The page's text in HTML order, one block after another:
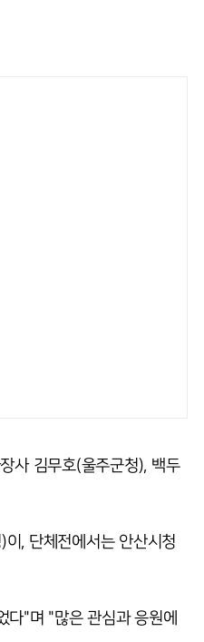
사 김무호(울주군청), 백두
, 단체전에서는 안산시청
다"며 "많은 관심과 응원에